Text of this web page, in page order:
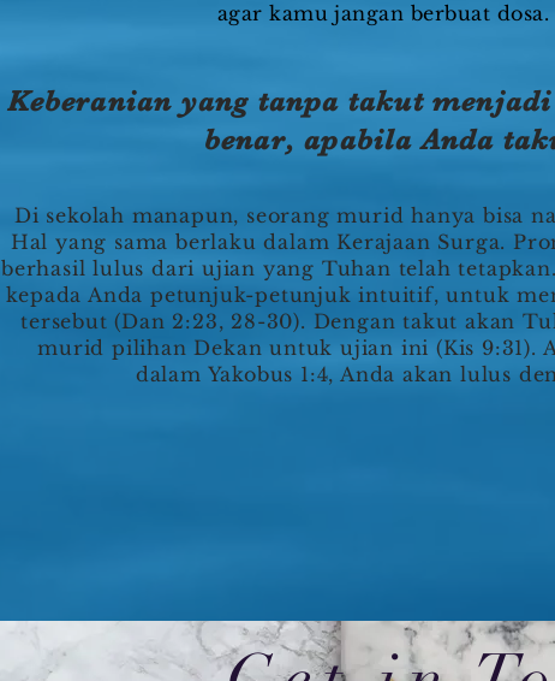
agar kamu jangan berbuat
Keberanian yang tanpa takut
benar, apabila Anda
Di sekolah manapun, seorang murid hanya bisa
Hal yang sama berlaku dalam Kerajaan Surga.
berhasil lulus dari ujian yang Tuhan telah
kepada Anda petunjuk-petunjuk intuitif, untuk
tersebut (Dan 2:23, 28-30). Dengan takut akan
murid pilihan Dekan untuk ujian ini (Kis 9:31).
dalam Yakobus 1:4, Anda akan lulus